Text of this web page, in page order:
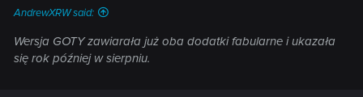
AndrewXRW said:
Wersja GOTY zawiarała już oba dodatki fabularne i ukazała
się rok później w sierpniu.